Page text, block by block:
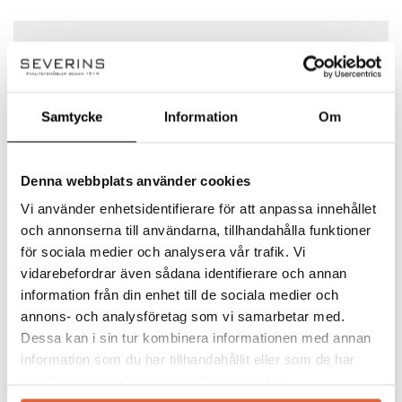
Samtycke Information Om
Denna webbplats använder cookies
Vi använder enhetsidentifierare för att anpassa innehållet
och annonserna till användarna, tillhandahålla funktioner
för sociala medier och analysera vår trafik. Vi
vidarebefordrar även sådana identifierare och annan
information från din enhet till de sociala medier och
annons- och analysföretag som vi samarbetar med.
Dessa kan i sin tur kombinera informationen med annan
information som du har tillhandahållit eller som de har
2
0%
av 5
Anonym– juli 2, 2024
(0) (0)
Lägg till en recension
Din e-postadress kommer inte publiceras.
Obligatoriska fält är märkta
Ditt betyg
Din recension*
Secto Design
Secto Design är ett finskt varumärke som
grundades år 1995 och som tillverkar lampor
formgivna i formpressad björk från Finland.
finländske arkitekten Seppo Koho. Secto